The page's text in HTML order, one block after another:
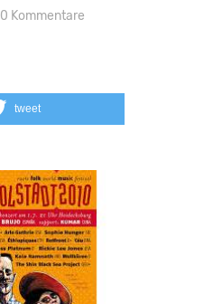
0 Kommentare
tweet